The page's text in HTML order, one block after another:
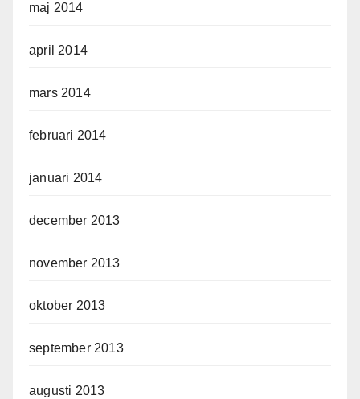
maj 2014
april 2014
mars 2014
februari 2014
januari 2014
december 2013
november 2013
oktober 2013
september 2013
augusti 2013